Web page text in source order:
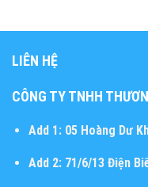
LIÊN HỆ
CÔNG TY TNHH
Add 1:05 Hoàng Dư
Add 2:71/6/13 Điện